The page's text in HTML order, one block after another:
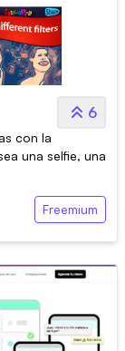
6
con la
una selfie, una
Freemium